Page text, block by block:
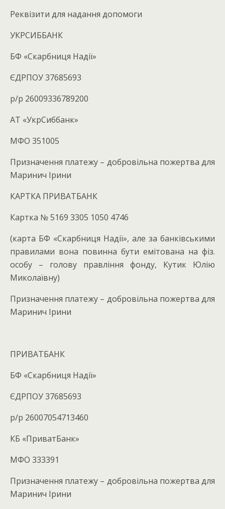
Реквізити для надання допомоги
УКРСИББАНК
БФ «Скарбниця Надії»
ЄДРПОУ 37685693
р/р 26009336789200
АТ «УкрСиббанк»
МФО 351005
Призначення платежу – добровільна пожертва для
Маринич Ірини
КАРТКА ПРИВАТБАНК
Картка № 5169 3305 1050 4746
(карта БФ «Скарбниця Надії», але за банківськими
правилами вона повинна бути емітована на фіз.
особу – голову правління фонду, Кутик Юлію
Миколаївну)
Призначення платежу – добровільна пожертва для
Маринич Ірини
ПРИВАТБАНК
БФ «Скарбниця Надії»
ЄДРПОУ 37685693
р/р 26007054713460
КБ «ПриватБанк»
МФО 333391
Призначення платежу – добровільна пожертва для
Маринич Ірини